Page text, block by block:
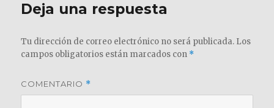
Deja una respuesta
Tu dirección de correo electrónico no será publicada. Los
campos obligatorios están marcados con *
COMENTARIO *